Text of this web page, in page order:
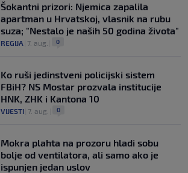
Šokantni prizori: Njemica zapalila
apartman u Hrvatskoj, vlasnik na rubu
suza; "Nestalo je naših 50 godina života"
REGIJA 7. aug. 0
Ko ruši jedinstveni policijski sistem
FBiH? NS Mostar prozvala institucije
HNK, ZHK i Kantona 10
VIJESTI 7. aug. 0
Mokra plahta na prozoru hladi sobu
bolje od ventilatora, ali samo ako je
ispunjen jedan uslov